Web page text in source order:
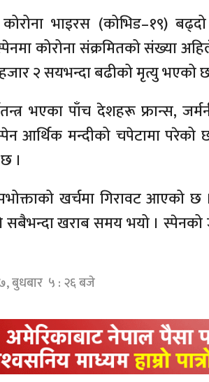
कोरोना भाइरस (कोभिड–१९)
कोरोना संक्रमितको संख्या
२ सयभन्दा बढीको मृत्यु भएको
भएका पाँच देशहरू फ्रान्स,
आर्थिक मन्दीको चपेटामा
।
खर्चमा गिरावट आएको
सबैभन्दा खराब समय भयो । स्पेनको
बुधबार ५ : २६ बजे